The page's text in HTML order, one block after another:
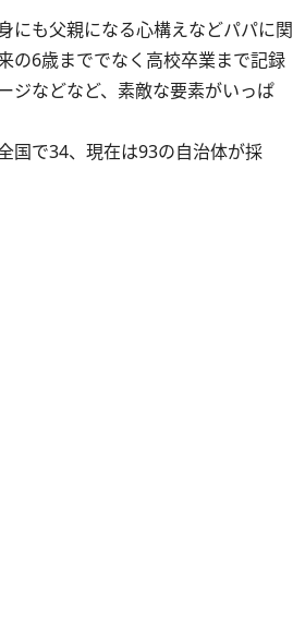
にも父親になる心構えなどパパに関
の6歳まででなく高校卒業まで記録
ジなどなど、素敵な要素がいっぱ
国で34、現在は93の自治体が採